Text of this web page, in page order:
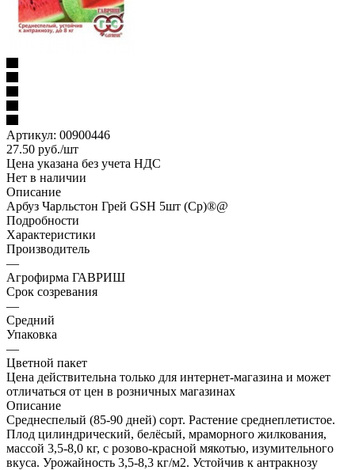
Артикул: 00900446
27.50 руб./шт
Цена указана без учета НДС
Нет в наличии
Описание
Арбуз Чарльстон Грей GSH 5шт (Ср)®@
Подробности
Характеристики
Производитель
—
Агрофирма ГАВРИШ
Срок созревания
—
Средний
Упаковка
—
Цветной пакет
Цена действительна только для интернет-магазина и может
отличаться от цен в розничных магазинах
Описание
Среднеспелый (85-90 дней) сорт. Растение среднеплетистое.
Плод цилиндрический, белёсый, мраморного жилкования,
массой 3,5-8,0 кг, с розово-красной мякотью, изумительного
вкуса. Урожайность 3,5-8,3 кг/м2. Устойчив к антракнозу